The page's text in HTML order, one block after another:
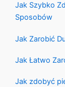
Jak Szybko
Sposobów
Jak Zarobić
Jak Łatwo
Jak zdobyć